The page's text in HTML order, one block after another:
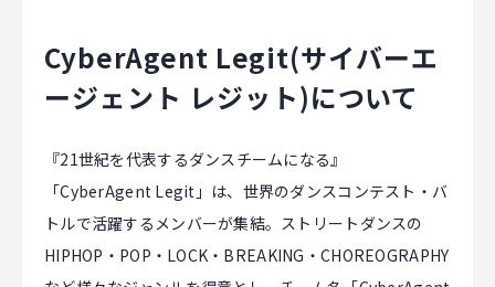
CyberAgent Legit(サイバーエ
ージェント レジット)について
『21世紀を代表するダンスチームになる』
「CyberAgent Legit」は、世界のダンスコンテスト・バ
トルで活躍するメンバーが集結。ストリートダンスの
HIPHOP・POP・LOCK・BREAKING・CHOREOGRAPHY